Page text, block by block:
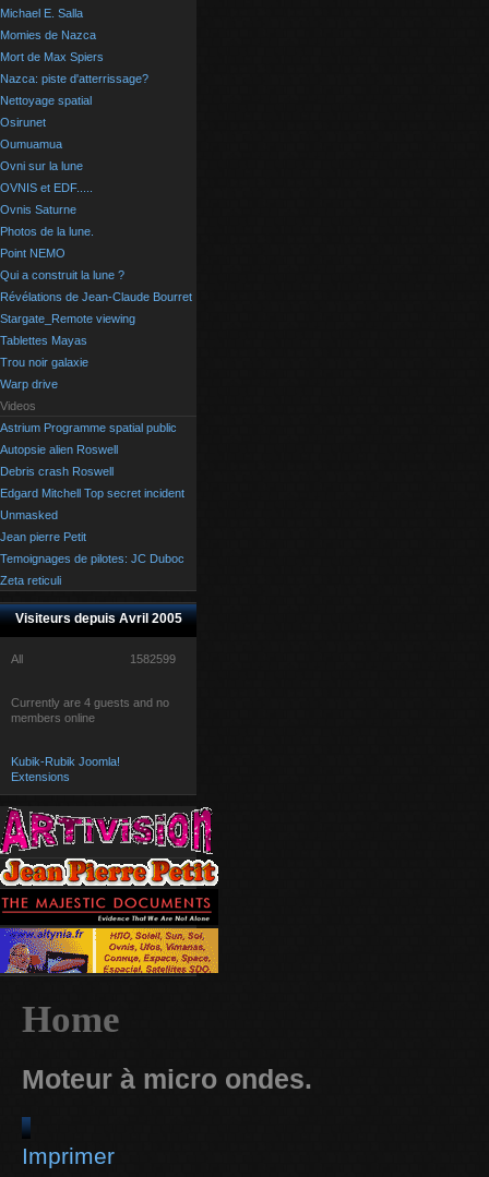
Michael E. Salla
Momies de Nazca
Mort de Max Spiers
Nazca: piste d'atterrissage?
Nettoyage spatial
Osirunet
Oumuamua
Ovni sur la lune
OVNIS et EDF.....
Ovnis Saturne
Photos de la lune.
Point NEMO
Qui a construit la lune ?
Révélations de Jean-Claude Bourret
Stargate_Remote viewing
Tablettes Mayas
Trou noir galaxie
Warp drive
Videos
Astrium Programme spatial public
Autopsie alien Roswell
Debris crash Roswell
Edgard Mitchell Top secret incident
Unmasked
Jean pierre Petit
Temoignages de pilotes: JC Duboc
Zeta reticuli
Visiteurs depuis Avril 2005
All 1582599
Currently are 4 guests and no
members online
Kubik-Rubik Joomla!
Extensions
Home
Moteur à micro ondes.
Imprimer